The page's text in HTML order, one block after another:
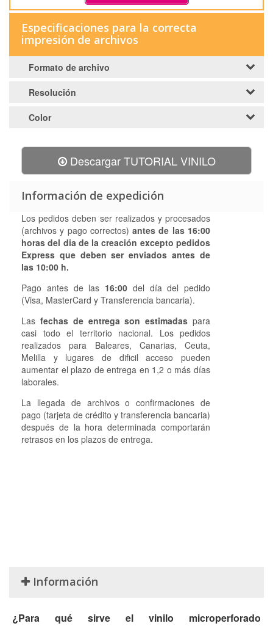
Especificaciones para la correcta
impresión de archivos
Formato de archivo
Resolución
Color
Descargar TUTORIAL VINILO
Información de expedición
Los pedidos deben ser realizados y procesados
(archivos y pago correctos) antes de las 16:00
horas del dia de la creación excepto pedidos
Express que deben ser enviados antes de
las 10:00 h.
Pago antes de las 16:00 del día del pedido
(Visa, MasterCard y Transferencia bancaria).
Las fechas de entrega son estimadas para
casi todo el territorio nacional. Los pedidos
realizados para Baleares, Canarias, Ceuta,
Melilla y lugares de dificil acceso pueden
aumentar el plazo de entrega en 1,2 o más días
laborales.
La llegada de archivos o confirmaciones de
pago (tarjeta de crédito y transferencia bancaria)
después de la hora determinada comportarán
retrasos en los plazos de entrega.
Información
¿Para qué sirve el vinilo microperforado